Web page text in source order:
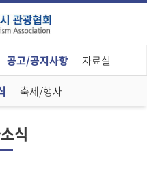
공고/공지사항 자료실
축제/행사
식